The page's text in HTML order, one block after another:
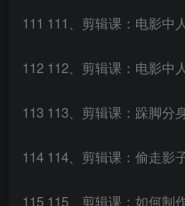
111 111、剪辑课：电影中
112 112、剪辑课：电影中
113 113、剪辑课：跺脚分
114 114、剪辑课：偷走影
115 115、剪辑课：如何制